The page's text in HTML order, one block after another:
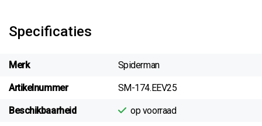
Specificaties
Merk Spiderman
Artikelnummer SM-174.EEV25
Beschikbaarheid op voorraad